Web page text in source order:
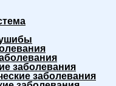
заболевания
заболевания